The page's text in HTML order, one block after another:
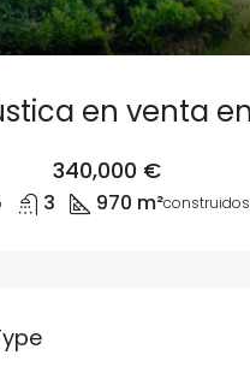
340,000 €
3 970 m²construidos